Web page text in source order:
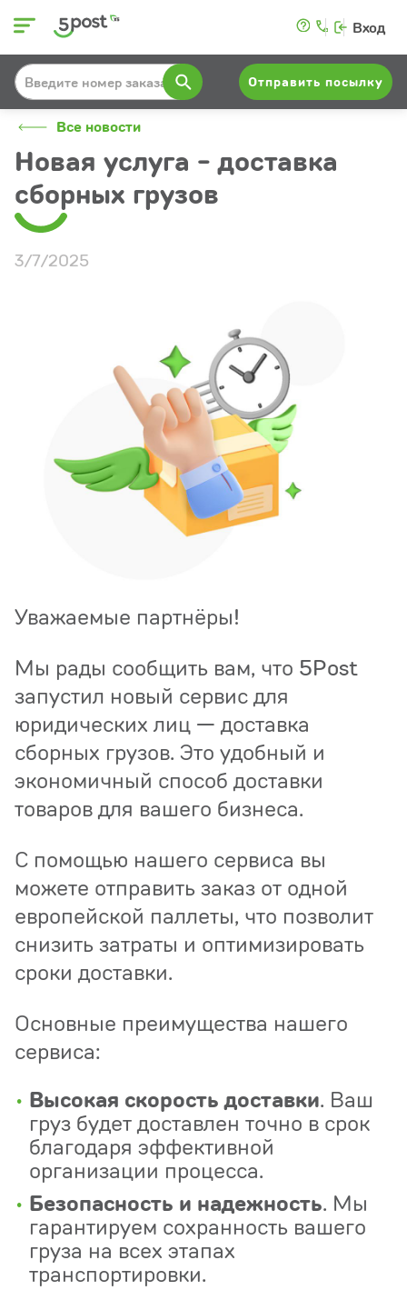
Вход
Отправить посылку
Все новости
Новая услуга - доставка
сборных грузов
3/7/2025
Уважаемые партнёры!
Мы рады сообщить вам, что 5Post
запустил новый сервис для
юридических лиц — доставка
сборных грузов. Это удобный и
экономичный способ доставки
товаров для вашего бизнеса.
С помощью нашего сервиса вы
можете отправить заказ от одной
европейской паллеты, что позволит
снизить затраты и оптимизировать
сроки доставки.
Основные преимущества нашего
сервиса:
Высокая скорость доставки. Ваш
груз будет доставлен точно в срок
благодаря эффективной
организации процесса.
Безопасность и надежность. Мы
гарантируем сохранность вашего
груза на всех этапах
транспортировки.